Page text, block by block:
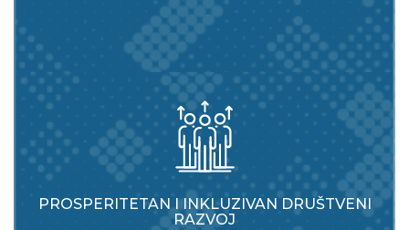
PROSPERITETAN I INKLUZIVAN DRUŠTVENI
RAZVOJ